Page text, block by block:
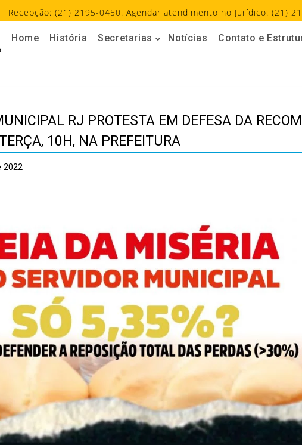
Recepção: (21) 2195-0450. Agendar atendimento no Jurídico: (21)
Home História Secretarias Notícias Contato e
RJ PROTESTA EM DEFESA DA
10H, NA PREFEITURA
2022